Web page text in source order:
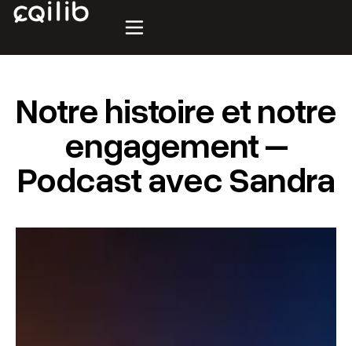
Notre histoire et notre
engagement –
Podcast avec Sandra